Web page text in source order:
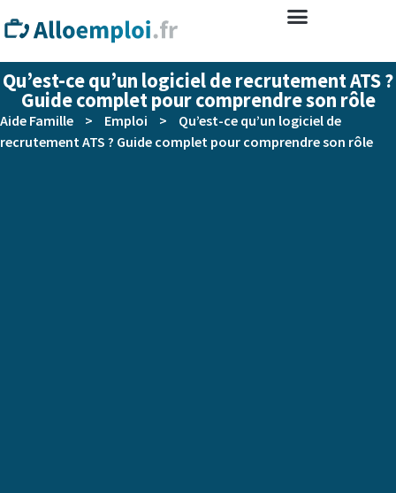
Qu’est-ce qu’un logiciel de recrutement ATS ?
Guide complet pour comprendre son rôle
Aide Famille > Emploi >
Qu’est-ce qu’un logiciel de
recrutement ATS ? Guide complet pour comprendre son rôle